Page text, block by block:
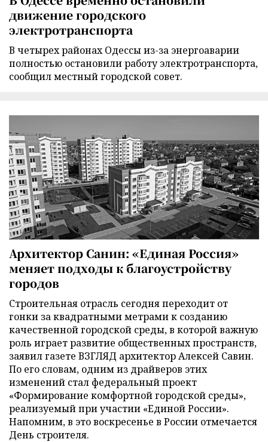
движение городского
электротранспорта
В четырех районах Одессы из-за энергоаварии
полностью остановили работу электротранспорта,
сообщил местный городской совет.
Архитектор Санин: «Единая Россия»
меняет подходы к благоустройству
городов
Строительная отрасль сегодня переходит от
гонки за квадратными метрами к созданию
качественной городской среды, в которой важную
роль играет развитие общественных пространств,
заявил газете ВЗГЛЯД архитектор Алексей Савин.
По его словам, одним из драйверов этих
изменений стал федеральный проект
«Формирование комфортной городской среды»,
реализуемый при участии «Единой России».
Напомним, в это воскресенье в России отмечается
День строителя.